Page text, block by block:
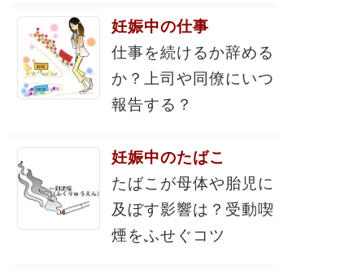
妊娠中の仕事
仕事を続けるか辞める
か？上司や同僚にいつ
報告する？
妊娠中のたばこ
たばこが母体や胎児に
及ぼす影響は？受動喫
煙をふせぐコツ